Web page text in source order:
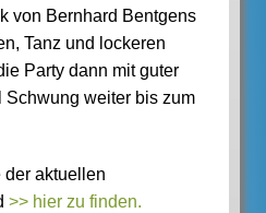
von Bernhard Bentgens
Tanz und lockeren
Party dann mit guter
Schwung weiter bis zum
aktuellen
>> hier zu finden.